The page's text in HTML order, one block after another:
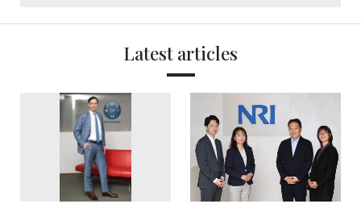
Latest articles